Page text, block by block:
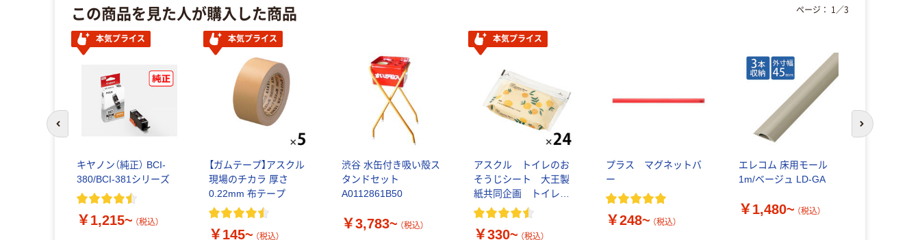
この商品を見た人が購入した商品
本気プライス
キヤノン（純正） BCI-
380/BCI-381シリーズ
￥1,215~ （税込）
本気プライス
【ガムテープ】アスクル
現場のチカラ 厚さ
0.22mm 布テープ
￥145~ （税込）
渋谷 水缶付き吸い殻ス
タンドセット
A0112861B50
￥3,783~ （税込）
本気プライス
アスクル トイレのお
そうじシート 大王製
紙共同企画 トイレク
リーナー トイレシー
￥330~ （税込）
プラス マグネットバ
ー
￥248~ （税込）
エレコム 床用モール
1m/ベージュ LD-GA
￥1,480~ （税込）
ページ： 1 ／3
次のスライド